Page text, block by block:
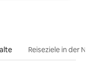
Reiseziele in der